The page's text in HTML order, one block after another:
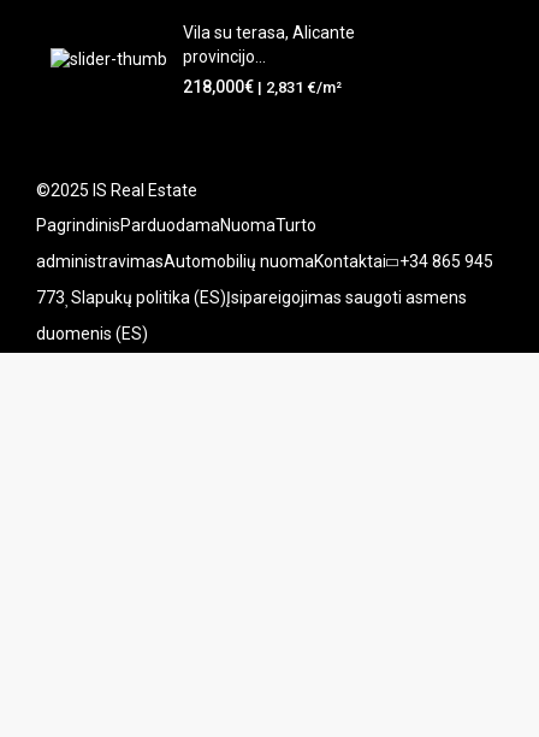
Vila su terasa, Alicante
provincijo...
218,000€ | 2,831 €/m²
©2025 IS Real Estate
PagrindinisParduodamaNuomaTurto
administravimasAutomobilių nuomaKontaktai +34 865 945
773 Slapukų politika (ES)Įsipareigojimas saugoti asmens
duomenis (ES)